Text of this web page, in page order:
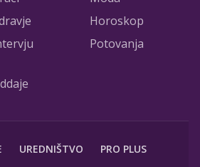
Horoskop
Potovanja
UREDNIŠTVO PRO PLUS